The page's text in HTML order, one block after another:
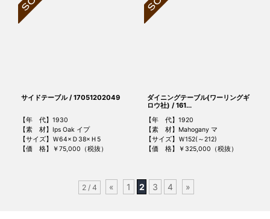
サイドテーブル / 17051202049
【年 代】1930
【素 材】Ips Oak イプ
【サイズ】Ｗ64×Ｄ38×Ｈ5
【価 格】￥75,000（税抜）
ダイニングテーブル(ワーリングギ
ロウ社) / 161...
【年 代】1920
【素 材】Mahogany マ
【サイズ】Ｗ152(～212)
【価 格】￥325,000（税抜）
2 / 4 « 1 2 3 4 »